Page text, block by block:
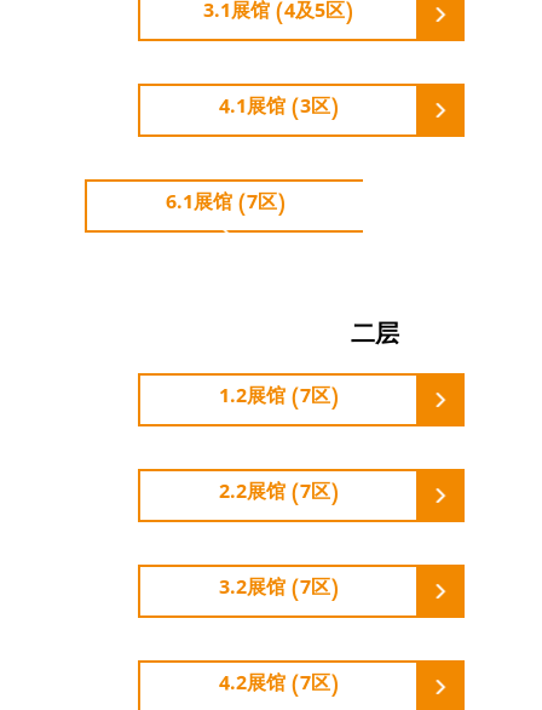
3.1展馆 (4及5区)
4.1展馆 (3区)
6.1展馆 (7区)
二层
1.2展馆 (7区)
2.2展馆 (7区)
3.2展馆 (7区)
4.2展馆 (7区)